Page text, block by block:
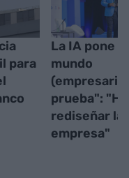
para
La IA pone
mundo
prueba":
rediseñar la
empresa"